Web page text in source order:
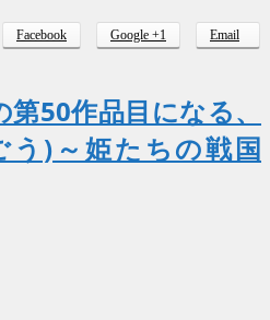
Facebook Google +1 Email
50作品目になる、
う)～姫たちの戦国